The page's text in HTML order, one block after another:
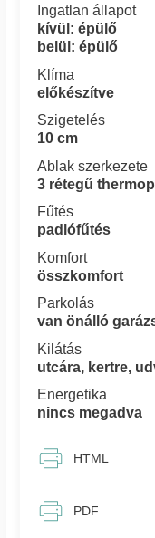
Ingatlan állapot
kívül: épülő
belül: épülő
Klíma
előkészítve
Szigetelés
10 cm
Ablak szerkezete
3 rétegű
Fűtés
padlófűtés
Komfort
összkomfort
Parkolás
van önálló
Kilátás
utcára, kertre,
Energetika
nincs megadva
HTML
PDF